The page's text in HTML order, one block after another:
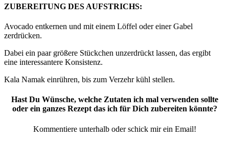
ZUBEREITUNG DES AUFSTRICHS:
Avocado entkernen und mit einem Löffel oder einer Gabel
zerdrücken.
Dabei ein paar größere Stückchen unzerdrückt lassen, das ergibt
eine interessantere Konsistenz.
Kala Namak einrühren, bis zum Verzehr kühl stellen.
Hast Du Wünsche, welche Zutaten ich mal verwenden sollte
oder ein ganzes Rezept das ich für Dich zubereiten könnte?
Kommentiere unterhalb oder schick mir ein Email!